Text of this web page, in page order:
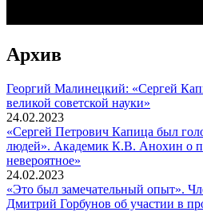
Архив
Георгий Малинецкий: «Сергей
великой советской науки»
24.02.2023
«Сергей Петрович Капица был
людей». Академик К.В. Анохин о
невероятное»
24.02.2023
«Это был замечательный опыт».
Дмитрий Горбунов об участии в